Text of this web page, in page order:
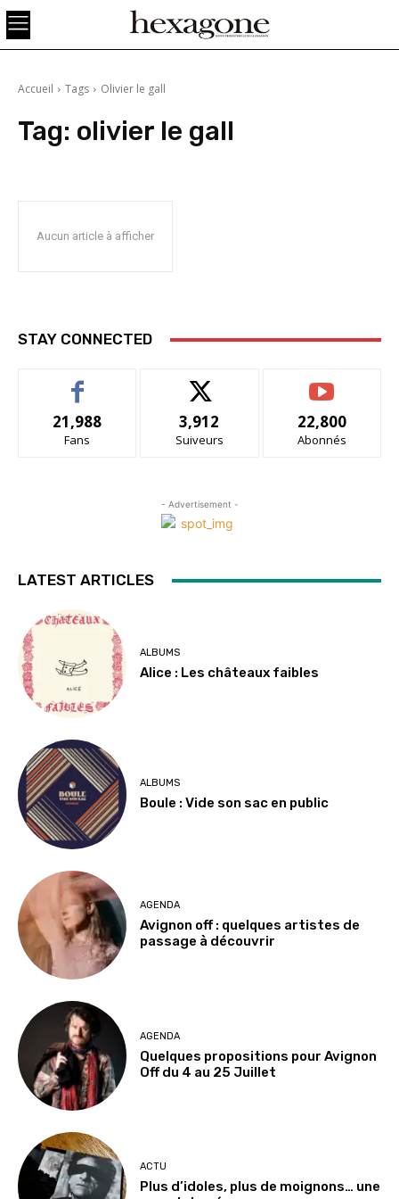
Accueil Tags Olivier le gall
Tag: olivier le gall
Aucun article à afficher
STAY CONNECTED
21,988
Fans
3,912
Suiveurs
22,800
Abonnés
- Advertisement -
LATEST ARTICLES
ALBUMS
Alice : Les châteaux faibles
ALBUMS
Boule : Vide son sac en public
AGENDA
Avignon off : quelques artistes de
passage à découvrir
AGENDA
Quelques propositions pour Avignon
Off du 4 au 25 Juillet
ACTU
Plus d’idoles, plus de moignons… une